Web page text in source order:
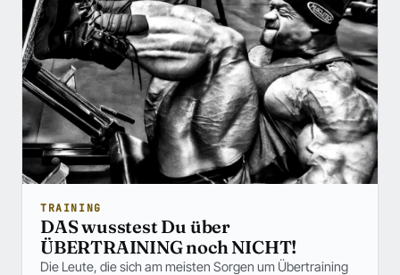
TRAINING
DAS wusstest Du über
ÜBERTRAINING noch NICHT!
Die Leute, die sich am meisten Sorgen um Übertraining